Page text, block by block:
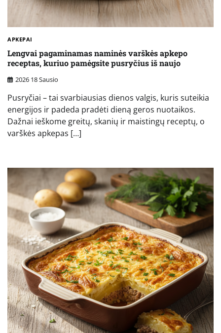
APKEPAI
Lengvai pagaminamas naminės varškės apkepo
receptas, kuriuo pamėgsite pusryčius iš naujo
2026 18 Sausio
Pusryčiai – tai svarbiausias dienos valgis, kuris suteikia
energijos ir padeda pradėti dieną geros nuotaikos.
Dažnai ieškome greitų, skanių ir maistingų receptų, o
varškės apkepas […]